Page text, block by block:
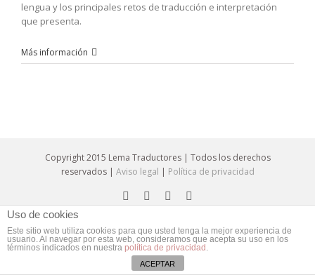
lengua y los principales retos de traducción e interpretación
que presenta.
Más información
Copyright 2015 Lema Traductores | Todos los derechos
reservados | Aviso legal | Política de privacidad
Uso de cookies
Este sitio web utiliza cookies para que usted tenga la mejor experiencia de
usuario. Al navegar por esta web, consideramos que acepta su uso en los
términos indicados en nuestra política de privacidad .
ACEPTAR